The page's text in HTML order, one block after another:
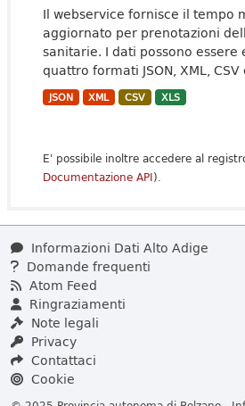
Il webservice fornisce il tempo
aggiornato per prenotazioni
sanitarie. I dati possono essere
quattro formati JSON, XML, CSV
JSON XML CSV XLS
E' possibile inoltre accedere al
Documentazione API).
Informazioni Dati Alto Adige
Domande frequenti
Atom Feed
Ringraziamenti
Note legali
Privacy
Contattaci
Cookie